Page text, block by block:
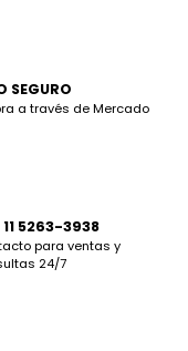
SEGURO
a través de Mercado
11 5263-3938
para ventas y
24/7